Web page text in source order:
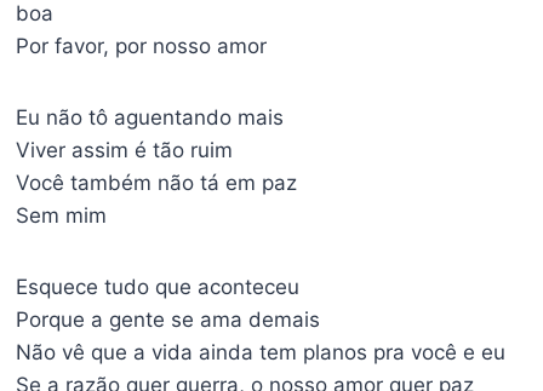
boa
Por favor, por nosso amor
Eu não tô aguentando mais
Viver assim é tão ruim
Você também não tá em paz
Sem mim
Esquece tudo que aconteceu
Porque a gente se ama demais
Não vê que a vida ainda tem planos pra você e eu
Se a razão quer guerra, o nosso amor quer paz